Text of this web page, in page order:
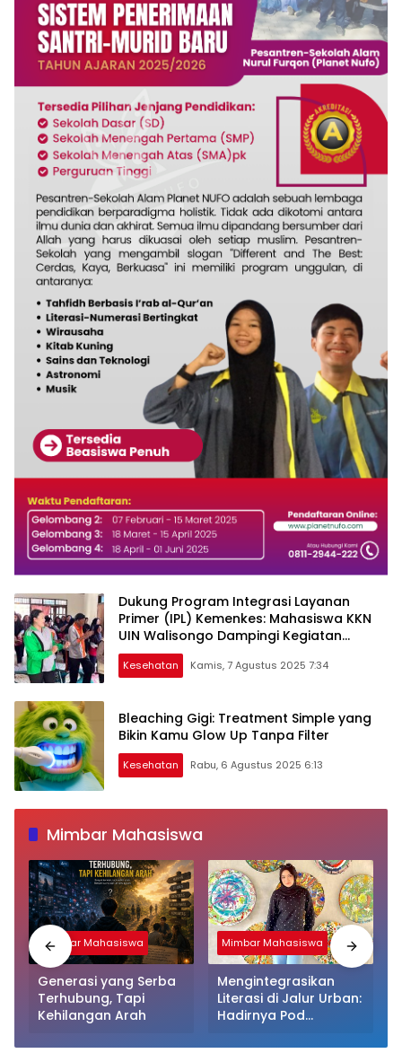
Dukung Program Integrasi Layanan
Primer (IPL) Kemenkes: Mahasiswa KKN
UIN Walisongo Dampingi Kegiatan
Senam Bugar Lansia
Kesehatan Kamis, 7 Agustus 2025 7:34
Bleaching Gigi: Treatment Simple yang
Bikin Kamu Glow Up Tanpa Filter
Kesehatan Rabu, 6 Agustus 2025 6:13
Mimbar Mahasiswa
Mimbar Mahasiswa
Generasi yang Serba
Terhubung, Tapi
Kehilangan Arah
Mimbar Mahasiswa
Mengintegrasikan
Literasi di Jalur Urban:
Hadirnya Pod
Mandiri dan EV-Library